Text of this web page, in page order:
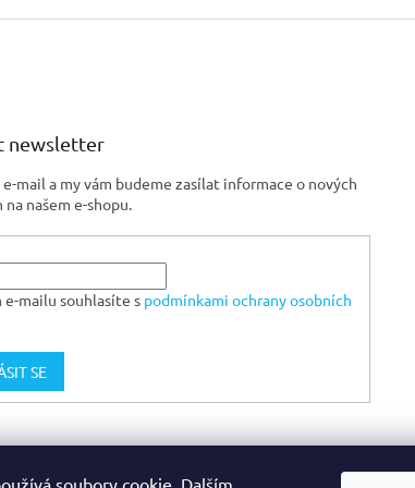
soubory cookie. Dalším
newsletter
mail a my vám budeme zasílat informace o nových
našem e-shopu.
mailu souhlasíte s podmínkami ochrany osobních
SE